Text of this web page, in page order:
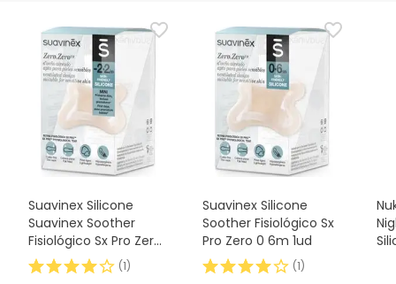
Suavinex Silicone
Suavinex Soother
Fisiológico Sx Pro Zero
2m 1 peça
(1)
Suavinex Silicone
Soother Fisiológico Sx
Pro Zero 0 6m 1ud
(1)